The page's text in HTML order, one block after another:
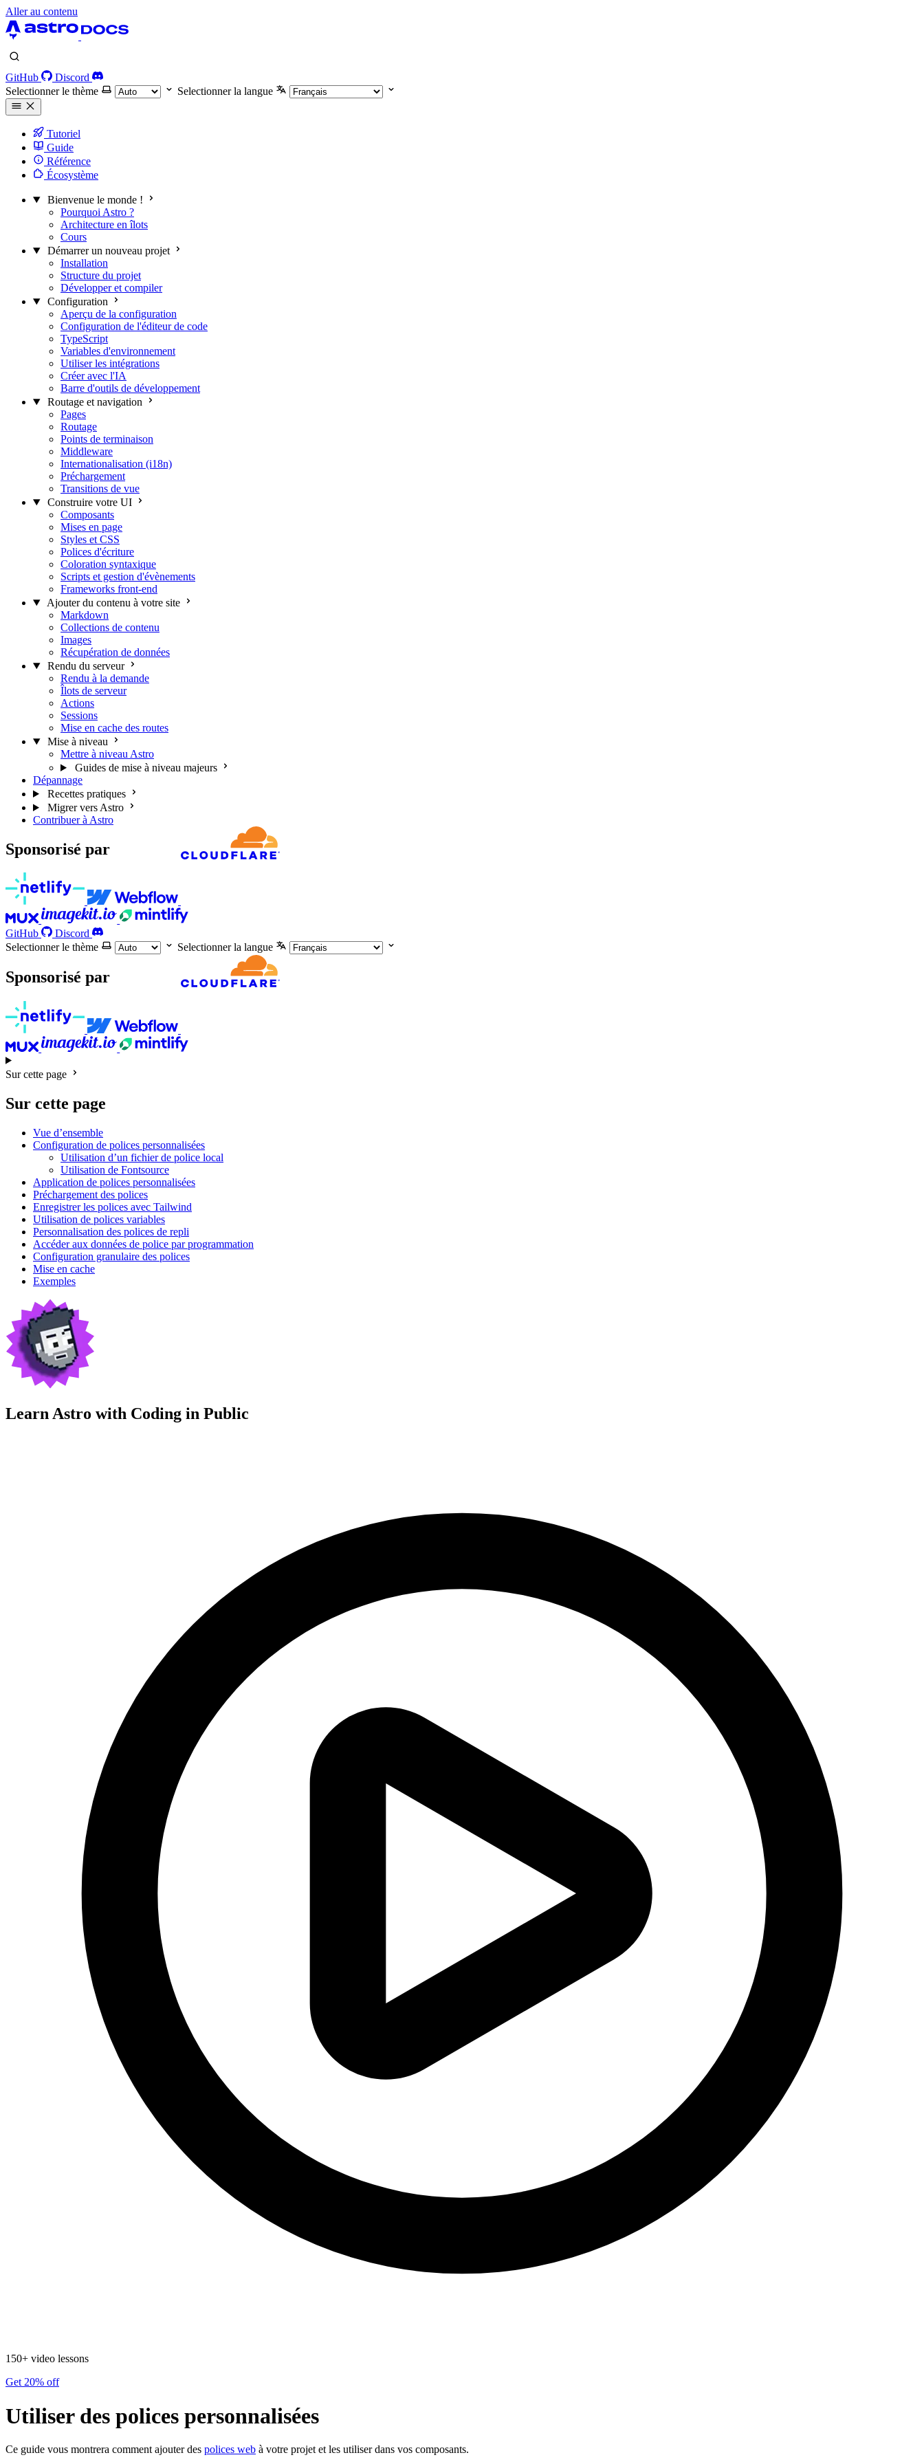
Aller au contenu
GitHub
Discord
Selectionner le thème
Selectionner la langue
Tutoriel
Guide
Référence
Écosystème
Bienvenue le monde !
Pourquoi Astro ?
Architecture en îlots
Cours
Démarrer un nouveau projet
Installation
Structure du projet
Développer et compiler
Configuration
Aperçu de la configuration
Configuration de l'éditeur de code
TypeScript
Variables d'environnement
Utiliser les intégrations
Créer avec l'IA
Barre d'outils de développement
Routage et navigation
Pages
Routage
Points de terminaison
Middleware
Internationalisation (i18n)
Préchargement
Transitions de vue
Construire votre UI
Composants
Mises en page
Styles et CSS
Polices d'écriture
Coloration syntaxique
Scripts et gestion d'évènements
Frameworks front-end
Ajouter du contenu à votre site
Markdown
Collections de contenu
Images
Récupération de données
Rendu du serveur
Rendu à la demande
Îlots de serveur
Actions
Sessions
Mise en cache des routes
Mise à niveau
Mettre à niveau Astro
Guides de mise à niveau majeurs
Dépannage
Recettes pratiques
Migrer vers Astro
Contribuer à Astro
Sponsorisé par
GitHub
Discord
Selectionner le thème
Selectionner la langue
Sponsorisé par
Sur cette page
Sur cette page
Vue d’ensemble
Configuration de polices personnalisées
Utilisation d’un fichier de police local
Utilisation de Fontsource
Application de polices personnalisées
Préchargement des polices
Enregistrer les polices avec Tailwind
Utilisation de polices variables
Personnalisation des polices de repli
Accéder aux données de police par programmation
Configuration granulaire des polices
Mise en cache
Exemples
Learn Astro with Coding in Public
150+ video lessons
Get 20% off
Utiliser des polices personnalisées
Ce guide vous montrera comment ajouter des polices web à votre projet et les utiliser dans vos composants.